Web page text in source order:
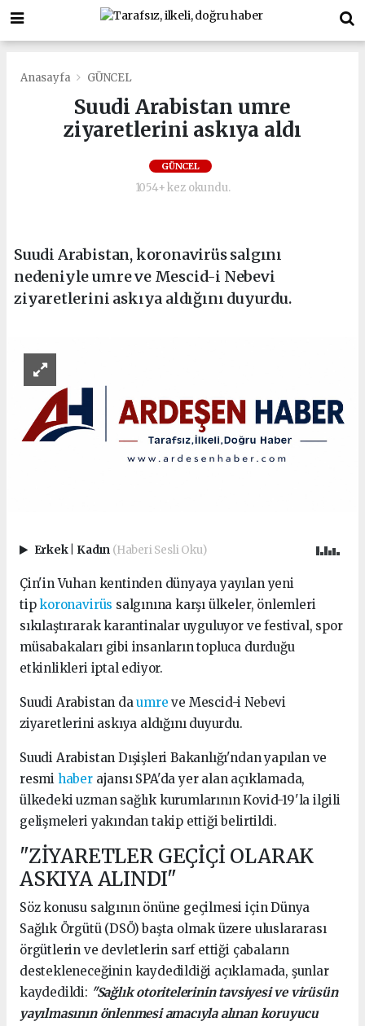
Anasayfa GÜNCEL
Suudi Arabistan umre
ziyaretlerini askıya aldı
GÜNCEL
1054+ kez okundu.
Suudi Arabistan, koronavirüs salgını
nedeniyle umre ve Mescid-i Nebevi
ziyaretlerini askıya aldığını duyurdu.
Erkek Kadın (Haberi Sesli Oku)
Çin'in Vuhan kentinden dünyaya yayılan yeni
tip koronavirüs salgınına karşı ülkeler, önlemleri
sıkılaştırarak karantinalar uyguluyor ve festival, spor
müsabakaları gibi insanların topluca durduğu
etkinlikleri iptal ediyor.
Suudi Arabistan daumre ve Mescid-i Nebevi
ziyaretlerini askıya aldığını duyurdu.
Suudi Arabistan Dışişleri Bakanlığı'ndan yapılan ve
resmi haberajansı SPA'da yer alan açıklamada,
ülkedeki uzman sağlık kurumlarının Kovid-19'la ilgili
gelişmeleri yakından takip ettiği belirtildi.
"ZİYARETLER GEÇİÇİ OLARAK
ASKIYA ALINDI"
Söz konusu salgının önüne geçilmesi için Dünya
Sağlık Örgütü (DSÖ) başta olmak üzere uluslararası
örgütlerin ve devletlerin sarf ettiği çabaların
destekleneceğinin kaydedildiği açıklamada, şunlar
kaydedildi: "Sağlık otoritelerinin tavsiyesi ve virüsün
yayılmasının önlenmesi amacıyla alınan koruyucu